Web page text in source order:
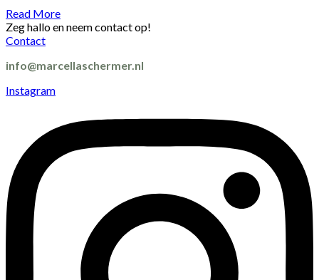
Read More
Zeg hallo en neem contact op!
Contact
info@marcellaschermer.nl
Instagram